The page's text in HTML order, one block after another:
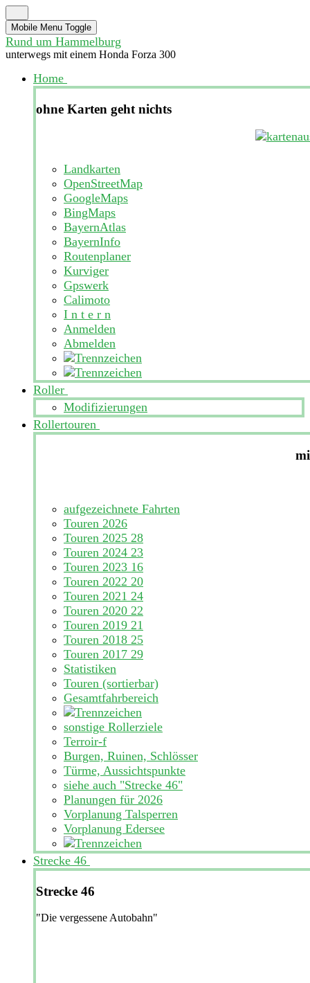
Mobile Menu Toggle
Rund um Hammelburg
unterwegs mit einem Honda Forza 300
Home
ohne Karten geht nichts
Landkarten
OpenStreetMap
GoogleMaps
BingMaps
BayernAtlas
BayernInfo
Routenplaner
Kurviger
Gpswerk
Calimoto
I n t e r n
Anmelden
Abmelden
Roller
Modifizierungen
Rollertouren
aufgezeichnete Fahrten
Touren 2026
Touren 2025 28
Touren 2024 23
Touren 2023 16
Touren 2022 20
Touren 2021 24
Touren 2020 22
Touren 2019 21
Touren 2018 25
Touren 2017 29
Statistiken
Touren (sortierbar)
Gesamtfahrbereich
sonstige Rollerziele
Terroir-f
Burgen, Ruinen, Schlösser
Türme, Aussichtspunkte
siehe auch "Strecke 46"
Planungen für 2026
Vorplanung Talsperren
Vorplanung Edersee
Strecke 46
Strecke 46
"Die vergessene Autobahn"